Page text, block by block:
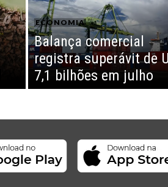
ECONOMIA
Balança comercial
registra superávit de
7,1 bilhões em julho